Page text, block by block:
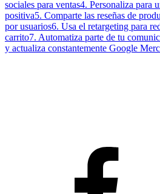
sociales para ventas4. Personaliza para
positiva5. Comparte las reseñas de
por usuarios6. Usa el retargeting para
carrito7. Automatiza parte de tu
y actualiza constantemente Google